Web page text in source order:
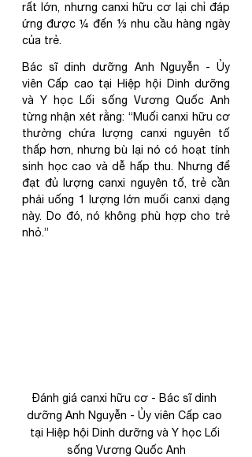
rất lớn, nhưng canxi hữu cơ lại chỉ đáp
ứng được ¼ đến ⅓ nhu cầu hàng ngày
của trẻ.
Bác sĩ dinh dưỡng Anh Nguyễn - Ủy
viên Cấp cao tại Hiệp hội Dinh dưỡng
và Y học Lối sống Vương Quốc Anh
từng nhận xét rằng: “Muối canxi hữu cơ
thường chứa lượng canxi nguyên tố
thấp hơn, nhưng bù lại nó có hoạt tính
sinh học cao và dễ hấp thu. Nhưng để
đạt đủ lượng canxi nguyên tố, trẻ cần
phải uống 1 lượng lớn muối canxi dạng
này. Do đó, nó không phù hợp cho trẻ
nhỏ.”
Đánh giá canxi hữu cơ - Bác sĩ dinh
dưỡng Anh Nguyễn - Ủy viên Cấp cao
tại Hiệp hội Dinh dưỡng và Y học Lối
sống Vương Quốc Anh